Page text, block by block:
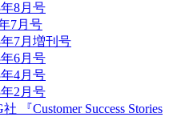
8月号
7月号
7月増刊号
6月号
4月号
2月号
『Customer Success Stories